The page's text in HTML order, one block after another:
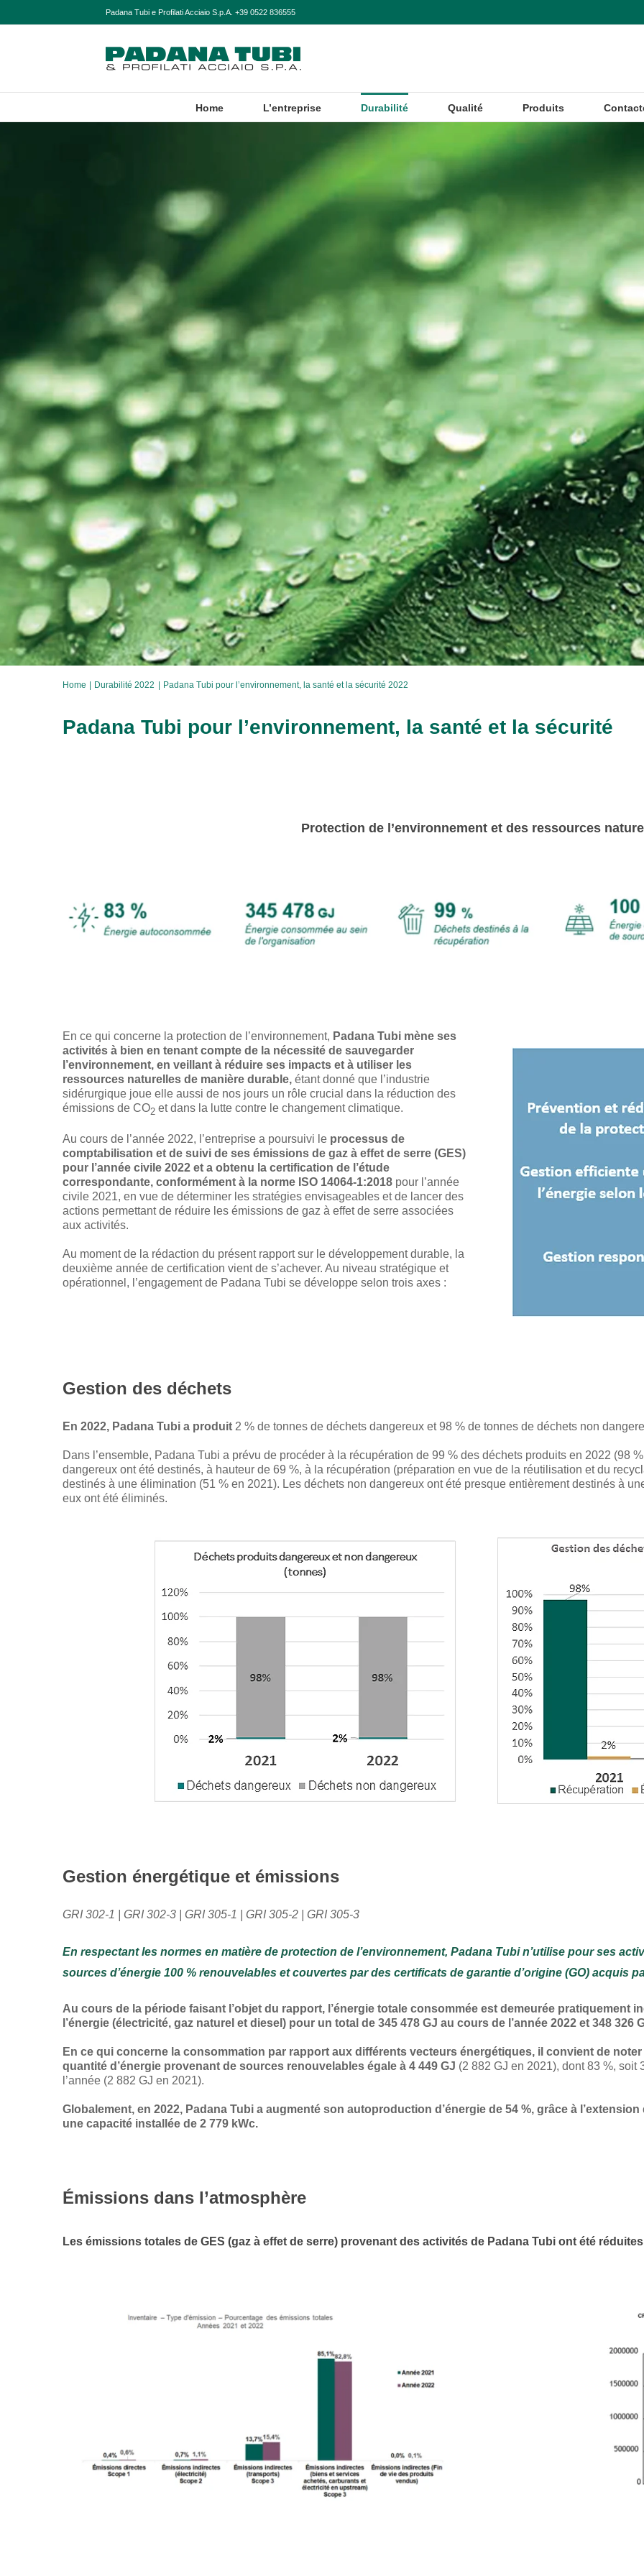
Padana Tubi e Profilati Acciaio S.p.A. +39 0522 836555
Home L’entreprise Durabilité Qualité Produits
Home Durabilité 2022 Padana Tubi pour l’environnement, la santé et la sécurité 2022
Padana Tubi pour l’environnement, la santé et la sécurité
Protection de l’environnement et des ressources
En ce qui concerne la protection de l’environnement, Padana Tubi mène ses
activités à bien en tenant compte de la nécessité de sauvegarder
l’environnement, en veillant à réduire ses impacts et à utiliser les
ressources naturelles de manière durable, étant donné que l’industrie
sidérurgique joue elle aussi de nos jours un rôle crucial dans la réduction des
émissions de CO2et dans la lutte contre le changement climatique.
Au cours de l’année 2022, l’entreprise a poursuivi le processus de
comptabilisation et de suivi de ses émissions de gaz à effet de serre (GES)
pour l’année civile 2022 et a obtenu la certification de l’étude
correspondante, conformément à la norme ISO 14064-1:2018 pour l’année
civile 2021, en vue de déterminer les stratégies envisageables et de lancer des
actions permettant de réduire les émissions de gaz à effet de serre associées
aux activités.
Au moment de la rédaction du présent rapport sur le développement durable, la
deuxième année de certification vient de s’achever. Au niveau stratégique et
opérationnel, l’engagement de Padana Tubi se développe selon trois axes :
Gestion des déchets
En 2022, Padana Tubi a produit2 % de tonnes de déchets dangereux et 98 % de tonnes de déchets non
Dans l’ensemble, Padana Tubi a prévu de procéder à la récupération de 99 % des déchets produits en 2022 (98
dangereux ont été destinés, à hauteur de 69 %, à la récupération (préparation en vue de la réutilisation et du
destinés à une élimination (51 % en 2021). Les déchets non dangereux ont été presque entièrement destinés à
eux ont été éliminés.
Gestion énergétique et émissions
GRI 302-1 | GRI 302-3 | GRI 305-1 | GRI 305-2 | GRI 305-3
En respectant les normes en matière de protection de l’environnement, Padana Tubi n’utilise pour ses
sources d’énergie 100 % renouvelables et couvertes par des certificats de garantie d’origine (GO) acquis
Au cours de la période faisant l’objet du rapport, l’énergie totale consommée est demeurée pratiquement
l’énergie (électricité, gaz naturel et diesel) pour un total de 345 478 GJ au cours de l’année 2022 et 348 326
En ce qui concerne la consommation par rapport aux différents vecteurs énergétiques, il convient de
quantité d’énergie provenant de sources renouvelables égale à 4 449 GJ (2 882 GJ en 2021), dont 83 %, soit
l’année (2 882 GJ en 2021).
Globalement, en 2022, Padana Tubi a augmenté son autoproduction d’énergie de 54 %, grâce à
une capacité installée de 2 779 kWc.
Émissions dans l’atmosphère
Les émissions totales de GES (gaz à effet de serre) provenant des activités de Padana Tubi ont été